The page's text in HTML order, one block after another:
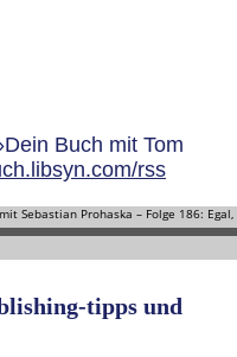
Buch mit Tom
rss
tipps und